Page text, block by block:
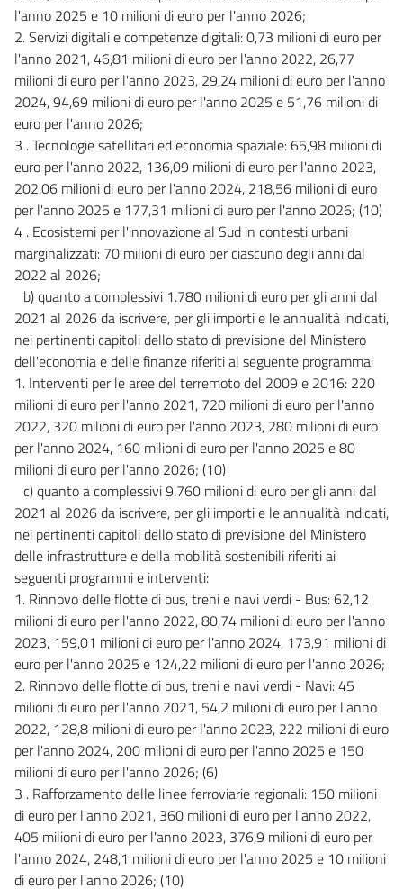
l'anno 2025 e 10 milioni di euro per l'anno 2026;
2. Servizi digitali e competenze digitali: 0,73 milioni di euro per
l'anno 2021, 46,81 milioni di euro per l'anno 2022, 26,77
milioni di euro per l'anno 2023, 29,24 milioni di euro per l'anno
2024, 94,69 milioni di euro per l'anno 2025 e 51,76 milioni di
euro per l'anno 2026;
3 . Tecnologie satellitari ed economia spaziale: 65,98 milioni di
euro per l'anno 2022, 136,09 milioni di euro per l'anno 2023,
202,06 milioni di euro per l'anno 2024, 218,56 milioni di euro
per l'anno 2025 e 177,31 milioni di euro per l'anno 2026; (10)
4 . Ecosistemi per l'innovazione al Sud in contesti urbani
marginalizzati: 70 milioni di euro per ciascuno degli anni dal
2022 al 2026;
b) quanto a complessivi 1.780 milioni di euro per gli anni dal
2021 al 2026 da iscrivere, per gli importi e le annualità indicati,
nei pertinenti capitoli dello stato di previsione del Ministero
dell'economia e delle finanze riferiti al seguente programma:
1. Interventi per le aree del terremoto del 2009 e 2016: 220
milioni di euro per l'anno 2021, 720 milioni di euro per l'anno
2022, 320 milioni di euro per l'anno 2023, 280 milioni di euro
per l'anno 2024, 160 milioni di euro per l'anno 2025 e 80
milioni di euro per l'anno 2026; (10)
c) quanto a complessivi 9.760 milioni di euro per gli anni dal
2021 al 2026 da iscrivere, per gli importi e le annualità indicati,
nei pertinenti capitoli dello stato di previsione del Ministero
delle infrastrutture e della mobilità sostenibili riferiti ai
seguenti programmi e interventi:
1. Rinnovo delle flotte di bus, treni e navi verdi - Bus: 62,12
milioni di euro per l'anno 2022, 80,74 milioni di euro per l'anno
2023, 159,01 milioni di euro per l'anno 2024, 173,91 milioni di
euro per l'anno 2025 e 124,22 milioni di euro per l'anno 2026;
2. Rinnovo delle flotte di bus, treni e navi verdi - Navi: 45
milioni di euro per l'anno 2021, 54,2 milioni di euro per l'anno
2022, 128,8 milioni di euro per l'anno 2023, 222 milioni di euro
per l'anno 2024, 200 milioni di euro per l'anno 2025 e 150
milioni di euro per l'anno 2026; (6)
3 . Rafforzamento delle linee ferroviarie regionali: 150 milioni
di euro per l'anno 2021, 360 milioni di euro per l'anno 2022,
405 milioni di euro per l'anno 2023, 376,9 milioni di euro per
l'anno 2024, 248,1 milioni di euro per l'anno 2025 e 10 milioni
di euro per l'anno 2026; (10)